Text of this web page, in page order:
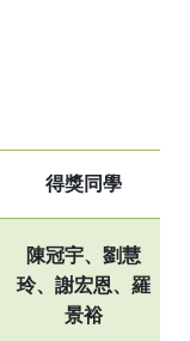
得獎同學
陳冠宇、劉慧
玲、謝宏恩、羅
景裕